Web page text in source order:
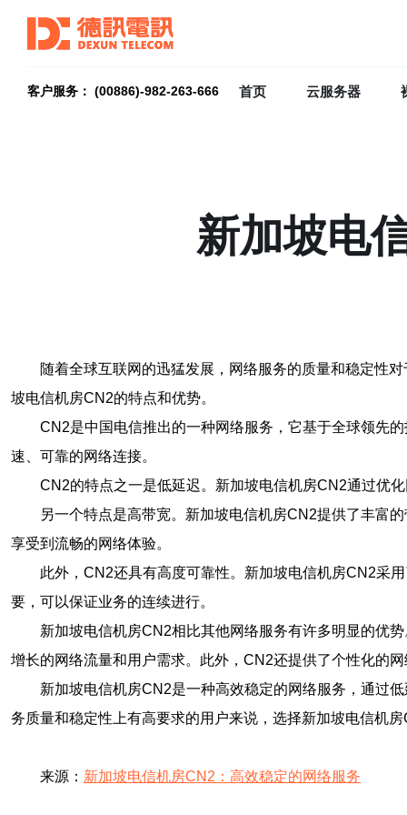
客户服务： (00886)-982-263-666 首页 云服务器
新加坡电
随着全球互联网的迅猛发展，网络服务的质量和稳定性
坡电信机房CN2的特点和优势。
CN2是中国电信推出的一种网络服务，它基于全球领先
速、可靠的网络连接。
CN2的特点之一是低延迟。新加坡电信机房CN2通过优
另一个特点是高带宽。新加坡电信机房CN2提供了丰富
享受到流畅的网络体验。
此外，CN2还具有高度可靠性。新加坡电信机房CN2采
要，可以保证业务的连续进行。
新加坡电信机房CN2相比其他网络服务有许多明显的优
增长的网络流量和用户需求。此外，CN2还提供了个性化的
新加坡电信机房CN2是一种高效稳定的网络服务，通过
务质量和稳定性上有高要求的用户来说，选择新加坡电信机
来源： 新加坡电信机房CN2：高效稳定的网络服务